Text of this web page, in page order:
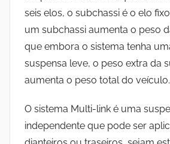
seis elos, o subchassi é o elo
um subchassi aumenta o peso
que embora o sistema tenha
suspensa leve, o peso extra da
aumenta o peso total do veículo.
O sistema Multi-link é uma
independente que pode ser